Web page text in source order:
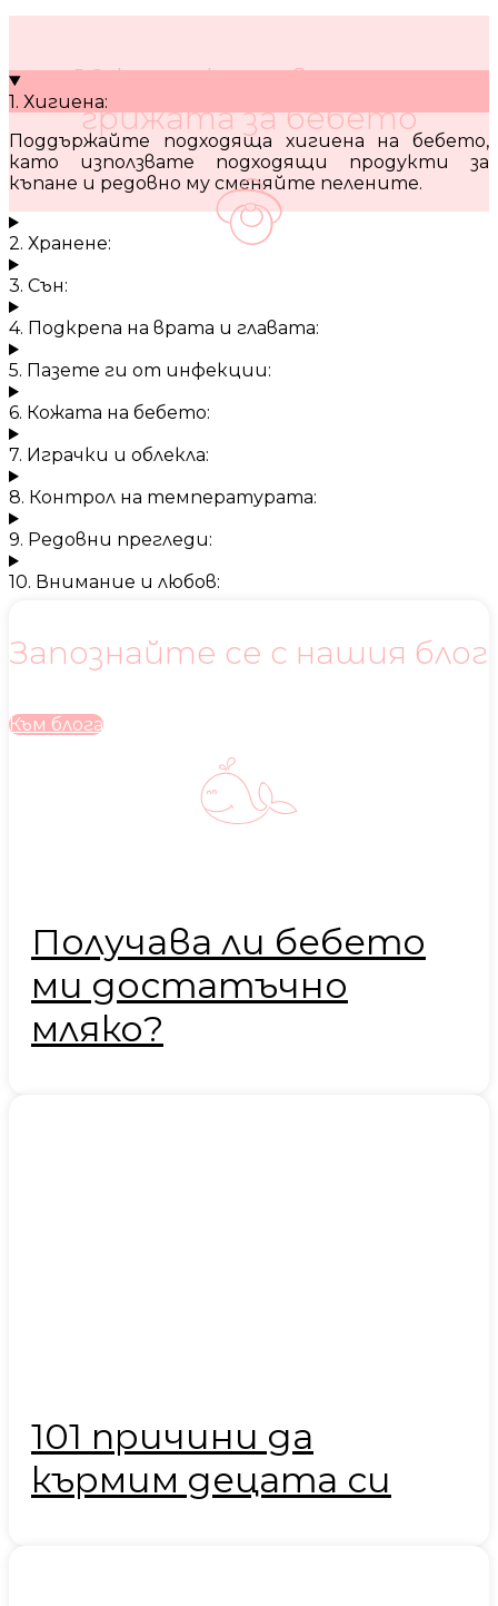
10 кратки съвета за
грижата за бебето
1. Хигиена:
Поддържайте подходяща хигиена на бебето,
като използвате подходящи продукти за
къпане и редовно му сменяйте пелените.
2. Хранене:
3. Сън:
4. Подкрепа на врата и главата:
5. Пазете ги от инфекции:
6. Кожата на бебето:
7. Играчки и облекла:
8. Контрол на температурата:
9. Редовни прегледи:
10. Внимание и любов:
Запознайте се с нашия блог
Към блога
Получава ли бебето
ми достатъчно
мляко?
101 причини да
кърмим децата си